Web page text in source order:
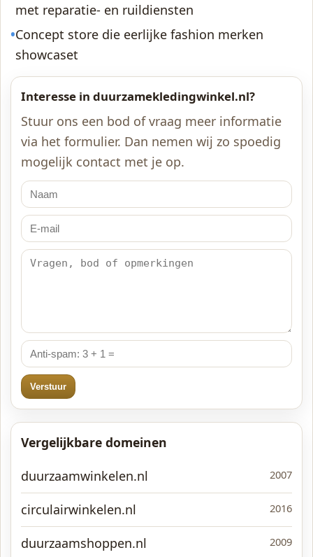
met reparatie- en ruildiensten
•Concept store die eerlijke fashion merken
showcaset
Interesse in duurzamekledingwinkel.nl?
Stuur ons een bod of vraag meer informatie
via het formulier. Dan nemen wij zo spoedig
mogelijk contact met je op.
Verstuur
Vergelijkbare domeinen
duurzaamwinkelen.nl
2007
circulairwinkelen.nl 2016
duurzaamshoppen.nl 2009